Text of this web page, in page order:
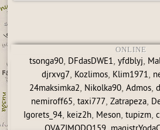
ONLINE
tsonga90, DFdasDWE1,yfdblyj,
djrxvg7, Kozlimos, Klim1971,
24maksimka2, Nikolka90, Admos,
nemiroff65, taxi777, Zatrapeza,
Igorets_94, keiz2h, Meson,tupizm,